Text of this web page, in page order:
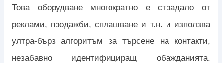
Това оборудване многократно е страдало от
реклами, продажби, сплашване и т.н. и използва
ултра-бърз алгоритъм за търсене на контакти,
незабавно идентифициращ обажданията.